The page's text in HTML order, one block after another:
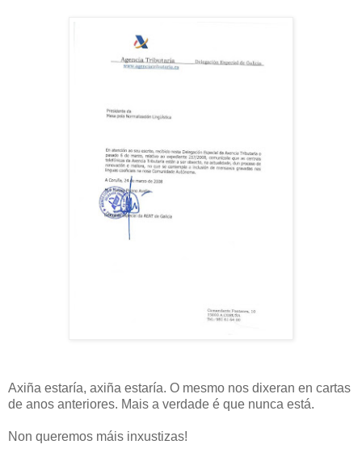
Axiña estaría, axiña estaría. O mesmo nos dixeran en cartas
de anos anteriores. Mais a verdade é que nunca está.
Non queremos máis inxustizas!